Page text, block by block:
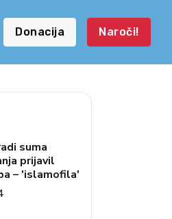
Donacija Naroči!
suma
prijavil
– 'islamofila'